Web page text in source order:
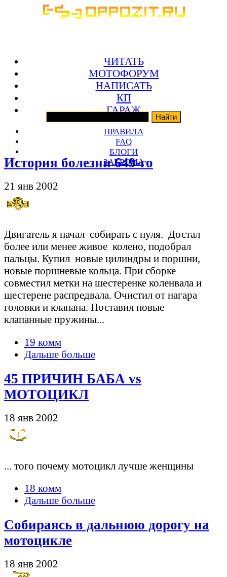
ЧИТАТЬ
МОТОФОРУМ
НАПИСАТЬ
КП
ГАРАЖ
ПРАВИЛА
FAQ
БЛОГИ
ЗАКРОМА
История болезни 649-го
21 янв 2002
Двигатель я начал собирать с нуля. Достал
более или менее живое колено, подобрал
пальцы. Купил новые цилиндры и поршни,
новые поршневые кольца. При сборке
совместил метки на шестеренке коленвала и
шестерене распредвала. Очистил от нагара
головки и клапана. Поставил новые
клапанные пружины...
19 комм
Дальше больше
45 ПРИЧИН БАБА vs
МОТОЦИКЛ
18 янв 2002
... того почему мотоцикл лучше женщины
18 комм
Дальше больше
Собираясь в дальнюю дорогу на
мотоцикле
18 янв 2002